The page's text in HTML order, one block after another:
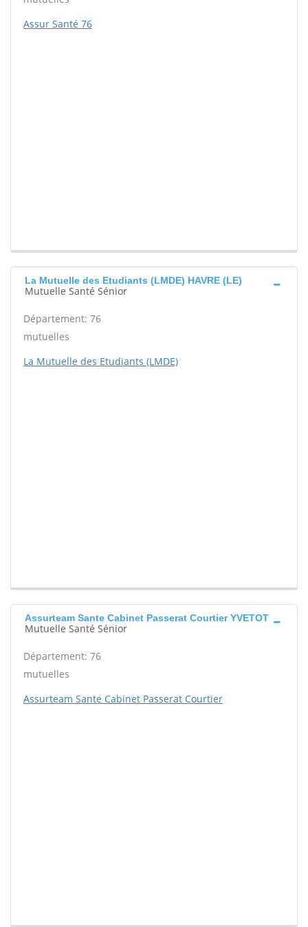
Assur Santé 76
La Mutuelle des Etudiants (LMDE) HAVRE (LE)
Mutuelle Santé Sénior
Département: 76
mutuelles
La Mutuelle des Etudiants (LMDE)
Assurteam Sante Cabinet Passerat Courtier YVETOT
Mutuelle Santé Sénior
Département: 76
mutuelles
Assurteam Sante Cabinet Passerat Courtier